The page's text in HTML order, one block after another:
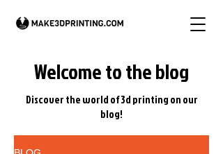
Welcome to the blog
Discover the world of 3d printing on our
blog!